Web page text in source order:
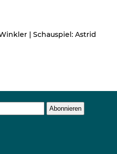
| Schauspiel: Astrid